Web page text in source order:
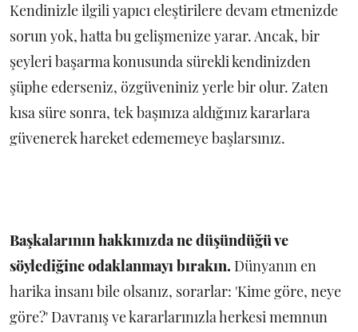
Kendinizle ilgili yapıcı eleştirilere devam etmenizde
sorun yok, hatta bu gelişmenize yarar. Ancak, bir
şeyleri başarma konusunda sürekli kendinizden
şüphe ederseniz, özgüveniniz yerle bir olur. Zaten
kısa süre sonra, tek başınıza aldığınız kararlara
güvenerek hareket edememeye başlarsınız.
Başkalarının hakkınızda ne düşündüğü ve
söylediğine odaklanmayı bırakın. Dünyanın en
harika insanı bile olsanız, sorarlar: 'Kime göre, neye
göre?' Davranış ve kararlarınızla herkesi memnun